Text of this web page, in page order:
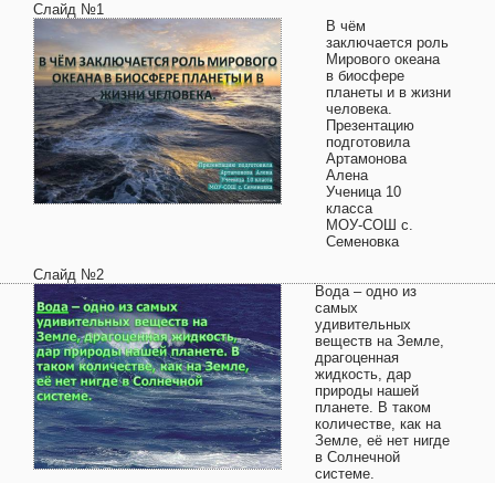
Слайд №1
В чём
заключается роль
Мирового океана
в биосфере
планеты и в жизни
человека.
Презентацию
подготовила
Артамонова
Алена
Ученица 10
класса
МОУ-СОШ с.
Семеновка
Слайд №2
Вода – одно из
самых
удивительных
веществ на Земле,
драгоценная
жидкость, дар
природы нашей
планете. В таком
количестве, как на
Земле, её нет нигде
в Солнечной
системе.